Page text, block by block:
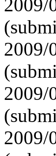
2009/
2009/
2009/
2009/